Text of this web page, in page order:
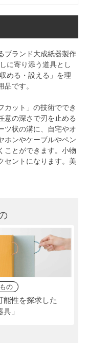
ブランド大成紙器製作
に寄り添う道具とし
める・設える」を理
です。
カット」の技術ででき
意の深さで刃を止める
ツ状の溝に、自宅やオ
ホンやケーブルやペン
ことができます。小物
セントになります。美
の
能性を探求した
具」